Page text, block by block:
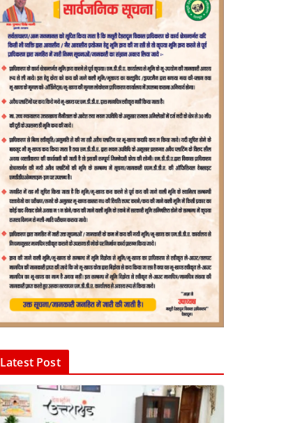
Latest Post